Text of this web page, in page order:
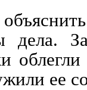
дела.
ее